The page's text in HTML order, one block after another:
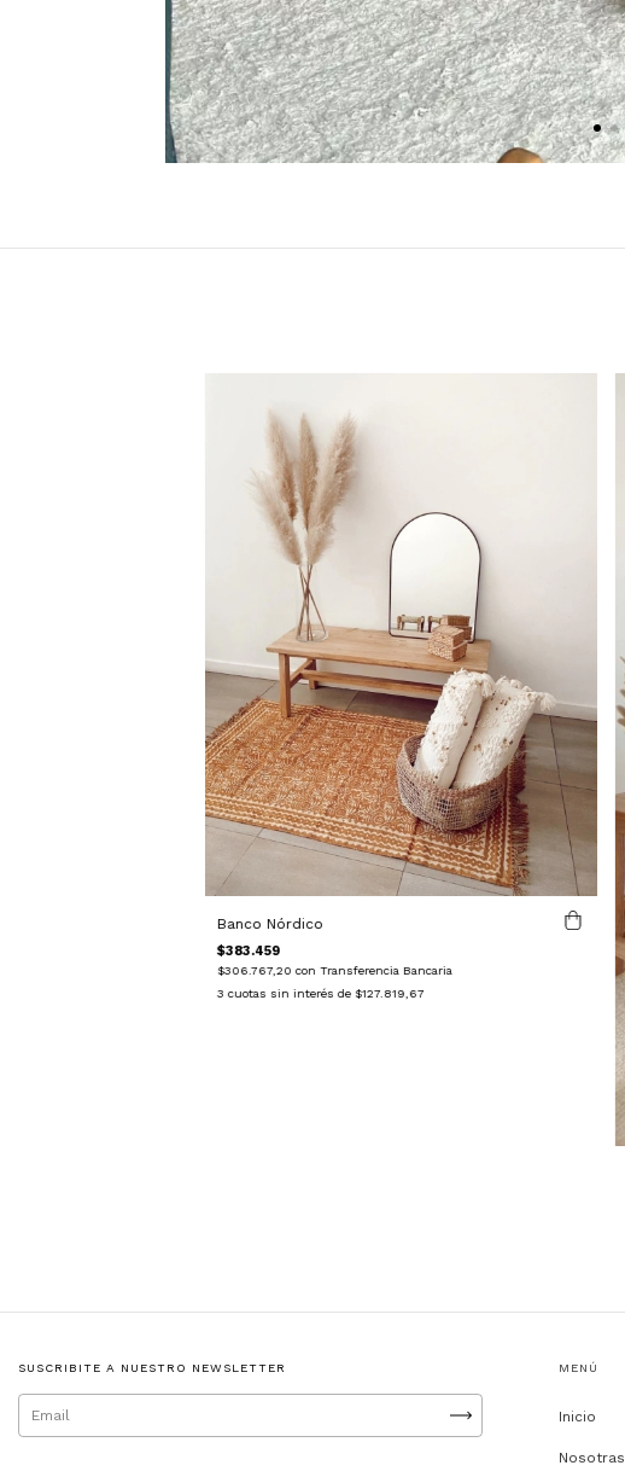
Banco Nórdico
$383.459
$306.767,20con Transferencia Bancaria
3 cuotas sin interés de $127.819,67
SUSCRIBITE A NUESTRO NEWSLETTER MENÚ
Inicio
Nosotras